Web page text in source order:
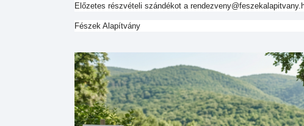
Előzetes részvételi szándékot a
Fészek Alapítvány